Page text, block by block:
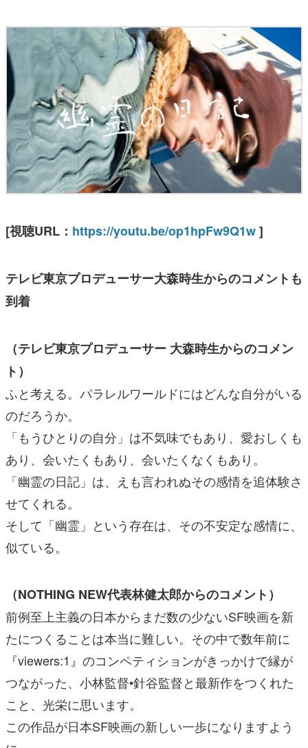
[視聴URL： https://youtu.be/op1hpFw9Q1w]
テレビ東京プロデューサー大森時生からのコメントも
到着
（テレビ東京プロデューサー 大森時生からのコメン
ト）
ふと考える。パラレルワールドにはどんな自分がいる
のだろうか。
「もうひとりの自分」は不気味でもあり、愛おしくも
あり、会いたくもあり、会いたくなくもあり。
「幽霊の日記」は、えも言われぬその感情を追体験さ
せてくれる。
そして「幽霊」という存在は、その不安定な感情に、
似ている。
（NOTHING NEW代表林健太郎からのコメント）
前例至上主義の日本からまだ数の少ないSF映画を新
たにつくることは本当に難しい。その中で数年前に
『viewers:1』のコンペティションがきっかけで縁が
つながった、小林監督•針谷監督と最新作をつくれた
こと、光栄に思います。
この作品が日本SF映画の新しい一歩になりますよう